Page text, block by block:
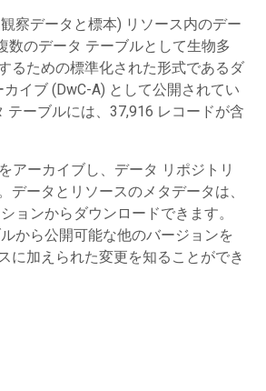
察データと標本) リソース内のデー
数のデータ テーブルとして生物多
るための標準化された形式であるダ
イブ (DwC-A) として公開されてい
テーブルには、37,916 レコードが含
アーカイブし、データ リポジトリ
データとリソースのメタデータは、
ョンからダウンロードできます。
から公開可能な他のバージョンを
に加えられた変更を知ることができ